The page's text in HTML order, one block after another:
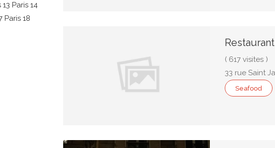
13 Paris 14
Paris 18
( 617 visites )
33 rue Saint
Seafood